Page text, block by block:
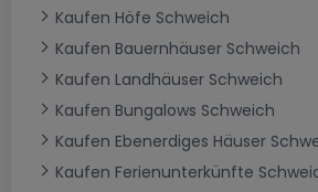
Kaufen Höfe Schweich
Kaufen Bauernhäuser Schweich
Kaufen Landhäuser Schweich
Kaufen Bungalows Schweich
Kaufen Ebenerdiges Häuser
Kaufen Ferienunterkünfte